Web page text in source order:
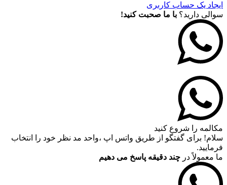
ایجاد یک حساب کاربری
سوالی دارید؟ با ما صحبت کنید!
مکالمه را شروع کنید
سلام! برای گفتگو از طریق واتس اپ ،واحد مد نظر خود را انتخاب
فرمایید.
ما معمولاً در چند دقیقه پاسخ می دهیم